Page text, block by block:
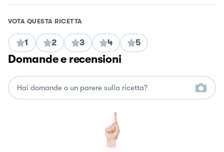
VOTA QUESTA RICETTA
1 2 3 4 5
Domande e recensioni